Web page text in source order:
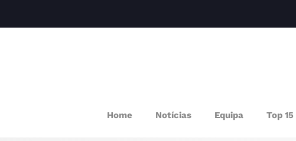
Home Notícias Equipa Top 15